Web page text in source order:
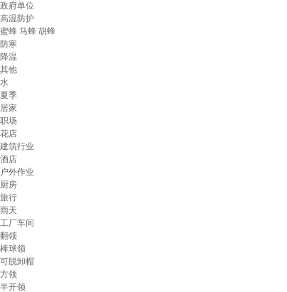
政府单位
高温防护
蜜蜂 马蜂 胡蜂
防寒
降温
其他
水
夏季
居家
职场
花店
建筑行业
酒店
户外作业
厨房
旅行
雨天
工厂车间
翻领
棒球领
可脱卸帽
方领
半开领